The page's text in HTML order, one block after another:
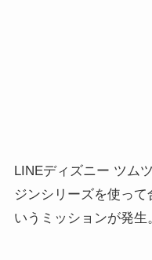
LINEディズニー ツム
ジンシリーズを使っ
いうミッションが発生